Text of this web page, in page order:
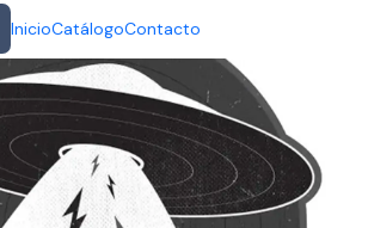
InicioCatálogoContacto